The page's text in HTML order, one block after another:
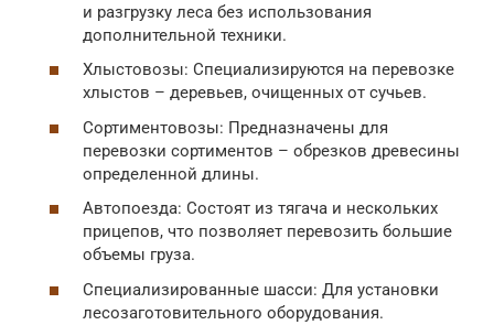
и разгрузку леса без использования
дополнительной техники.
Хлыстовозы: Специализируются на перевозке
хлыстов – деревьев, очищенных от сучьев.
Сортиментовозы: Предназначены для
перевозки сортиментов – обрезков древесины
определенной длины.
Автопоезда: Состоят из тягача и нескольких
прицепов, что позволяет перевозить большие
объемы груза.
Специализированные шасси: Для установки
лесозаготовительного оборудования.